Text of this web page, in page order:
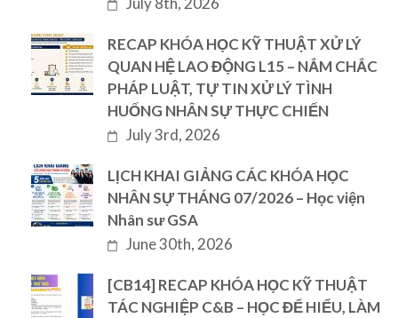
RECAP KHÓA HỌC KỸ THUẬT XỬ LÝ
QUAN HỆ LAO ĐỘNG L15 – NẮM CHẮC
PHÁP LUẬT, TỰ TIN XỬ LÝ TÌNH
HUỐNG NHÂN SỰ THỰC CHIẾN
July 3rd, 2026
LỊCH KHAI GIẢNG CÁC KHÓA HỌC
NHÂN SỰ THÁNG 07/2026 – Học viện
Nhân sư GSA
June 30th, 2026
[CB14] RECAP KHÓA HỌC KỸ THUẬT
TÁC NGHIỆP C&B – HỌC ĐỂ HIỂU, LÀM